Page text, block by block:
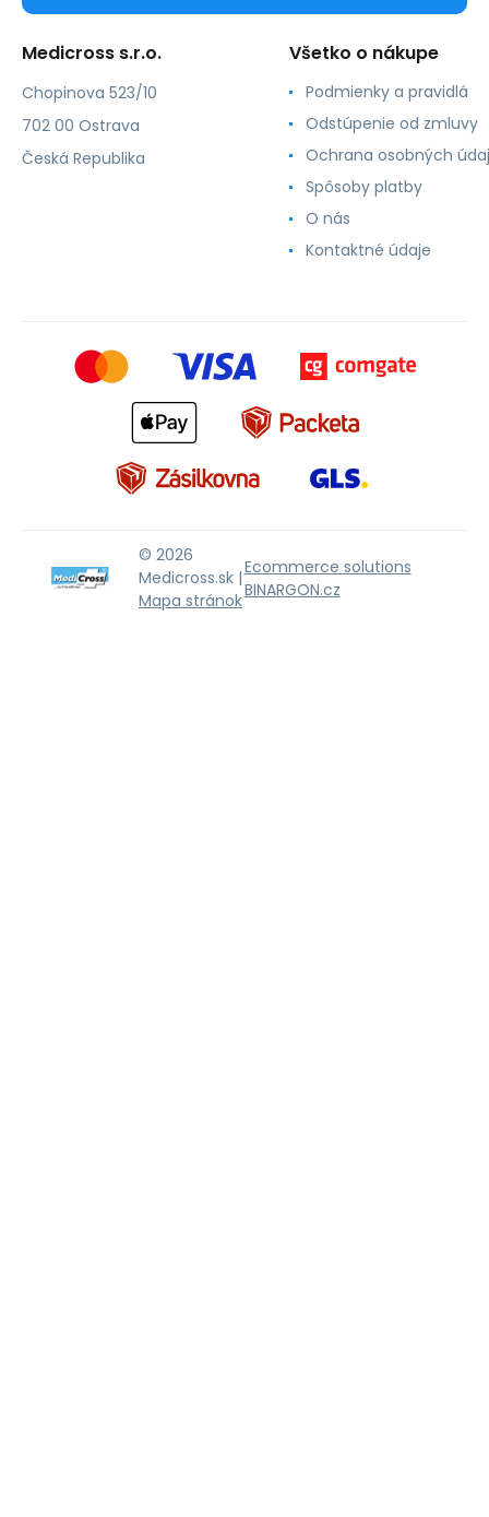
Medicross s.r.o.
Chopinova 523/10
702 00 Ostrava
Česká Republika
Všetko o nákupe
Podmienky a pravidlá
Odstúpenie od zmluvy
Ochrana osobných
Spôsoby platby
O nás
Kontaktné údaje
© 2026
Medicross.sk |
Mapa stránok
Ecommerce solutions
BINARGON.cz